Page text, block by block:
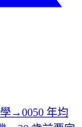
→0050 年均